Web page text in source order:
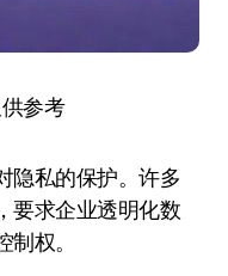
参考
隐私的保护。许多
要求企业透明化数
权。